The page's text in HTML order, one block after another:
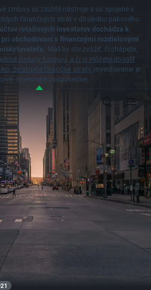
zmluvy sú zložité nástroje a sú spojené s
finančných strát v dôsledku pákového
účtov retailových investorov dochádza k
obchodovaní s finančnými rozdielovými
Mali by ste zvážiť, či chápete,
zmluvy fungujú, a či si môžete dovoliť
že utrpíte finančné straty.Investovanie je
Investujte zodpovedne.